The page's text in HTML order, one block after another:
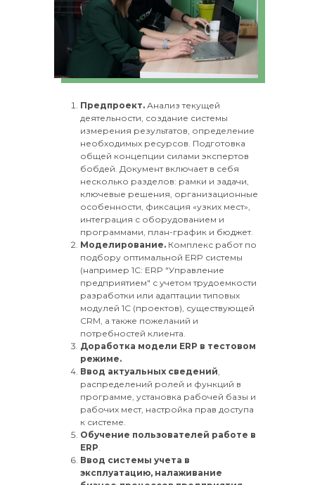
Предпроект. Анализ текущей
деятельности, создание системы
измерения результатов, определение
необходимых ресурсов. Подготовка
общей концепции силами экспертов
бобдей. Документ включает в себя
несколько разделов: рамки и задачи,
ключевые решения, организационные
особенности, фиксация «узких мест»,
интеграция с оборудованием и
программами, план-график и бюджет.
Моделирование. Комплекс работ по
подбору оптимальной ERP системы
(например 1С: ERP "Управление
предприятием" с учетом трудоемкости
разработки или адаптации типовых
модулей 1С (проектов), существующей
CRM, а также пожеланий и
потребностей клиента.
Доработка модели ERP в тестовом
режиме.
Ввод актуальных сведений,
распределений ролей и функций в
программе, установка рабочей базы и
рабочих мест, настройка прав доступа
к системе.
Обучение пользователей работе в
ERP.
Ввод системы учета в
эксплуатацию, налаживание